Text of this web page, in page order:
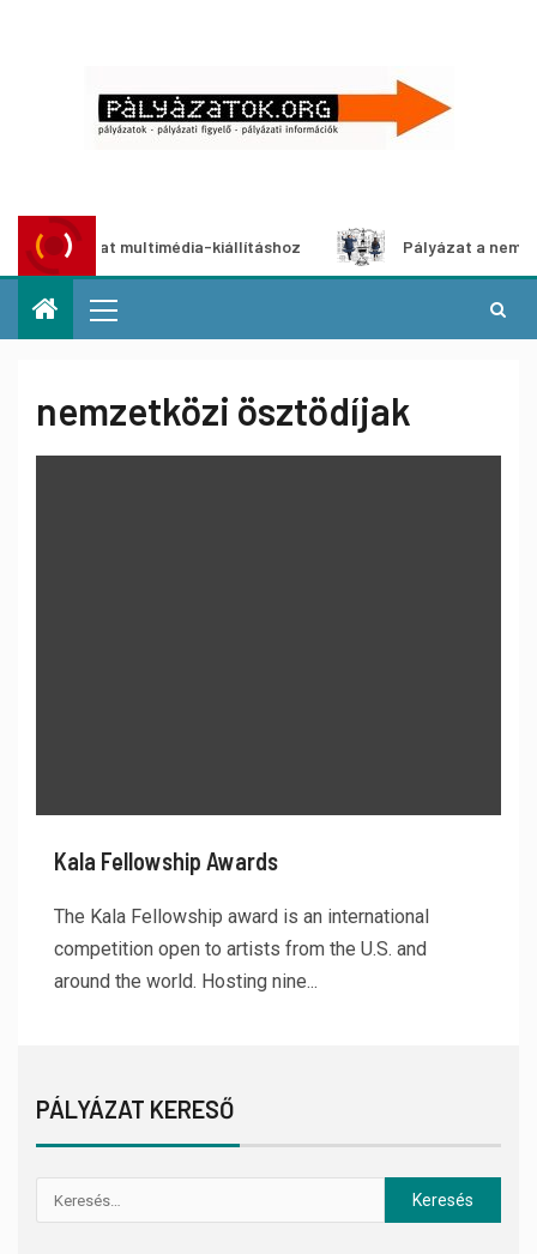
multimédia-kiállításhoz Pályázat a nemek
nemzetközi ösztödíjak
Kala Fellowship Awards
The Kala Fellowship award is an international
competition open to artists from the U.S. and
around the world. Hosting nine...
PÁLYÁZAT KERESŐ